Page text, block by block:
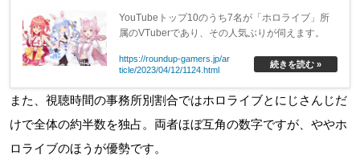
YouTubeトップ10のうち7名が「ホロライブ」所
属のVTuberであり、その人気ぶりが伺えます。
https://roundup-gamers.jp/ar
ticle/2023/04/12/1124.html
続きを読む »
また、視聴時間の事務所別割合ではホロライブとにじさんじだ
けで全体の約半数を独占。両者ほぼ互角の数字ですが、ややホ
ロライブのほうが優勢です。